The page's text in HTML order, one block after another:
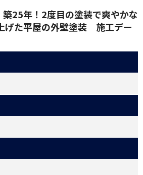
25年！2度目の塗装で爽やかな
げた平屋の外壁塗装 施工デー